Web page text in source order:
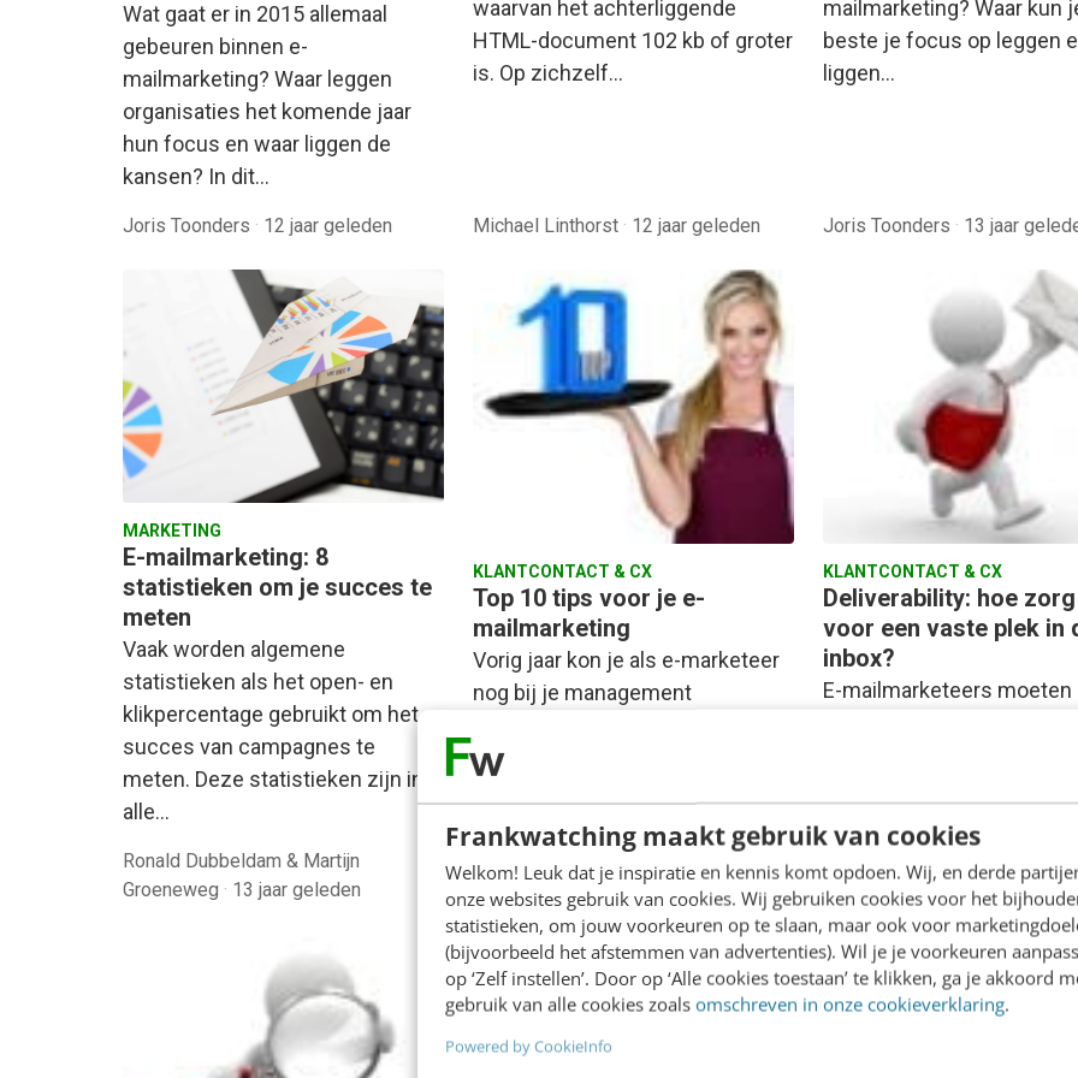
Frankwatching maakt gebruik van cookies
Welkom! Leuk dat je inspiratie en kennis komt opdoen. Wij, en derde
onze websites gebruik van cookies. Wij gebruiken cookies voor het
statistieken, om jouw voorkeuren op te slaan, maar ook voor
(bijvoorbeeld het afstemmen van advertenties). Wil je je voorkeuren
op ‘Zelf instellen’. Door op ‘Alle cookies toestaan’ te klikken, ga je akkoord
gebruik van alle cookies zoals omschreven in onze cookieverklaring.
Powered by CookieInfo
Wat gaat er in 2015 allemaal
gebeuren binnen e-
mailmarketing? Waar leggen
organisaties het komende jaar
hun focus en waar liggen de
kansen? In dit…
Joris Toonders · 12 jaar geleden
waarvan het achterliggende
HTML-document 102 kb of groter
is. Op zichzelf…
Michael Linthorst · 12 jaar geleden
mailmarketing? Waar kun
beste je focus op leggen
liggen…
Joris Toonders · 13 jaar
MARKETING
E-mailmarketing: 8
statistieken om je succes te
meten
Vaak worden algemene
statistieken als het open- en
klikpercentage gebruikt om het
succes van campagnes te
meten. Deze statistieken zijn in
alle…
Ronald Dubbeldam & Martijn
Groeneweg · 13 jaar geleden
KLANTCONTACT & CX
Top 10 tips voor je e-
mailmarketing
Vorig jaar kon je als e-marketeer
nog bij je management
klikratio's. In 2012 moet je ze
Mieke van Rein 14 jaar geleden
KLANTCONTACT & CX
Deliverability: hoe
voor een vaste plek in
inbox?
E-mailmarketeers
toenemende…
Michael Linthorst· 16 jaar